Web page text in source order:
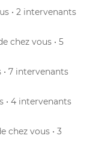
• 2 intervenants
chez vous • 5
• 7 intervenants
• 4 intervenants
chez vous • 3